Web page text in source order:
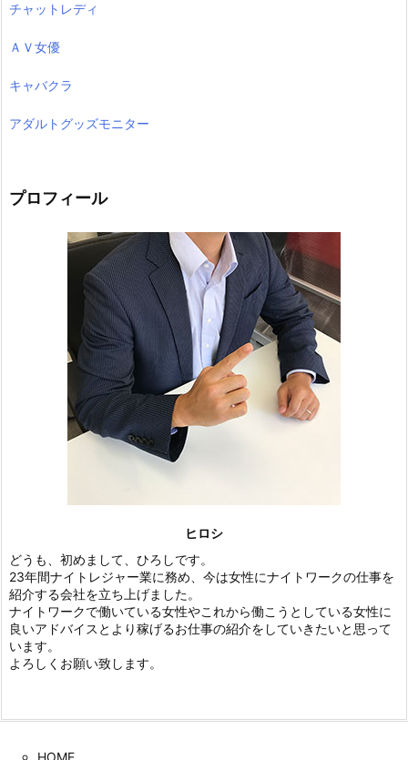
チャットレディ
ＡＶ女優
キャバクラ
アダルトグッズモニター
プロフィール
ヒロシ
どうも、初めまして、ひろしです。
23年間ナイトレジャー業に務め、今は女性にナイトワークの仕事を
紹介する会社を立ち上げました。
ナイトワークで働いている女性やこれから働こうとしている女性に
良いアドバイスとより稼げるお仕事の紹介をしていきたいと思って
います。
よろしくお願い致します。